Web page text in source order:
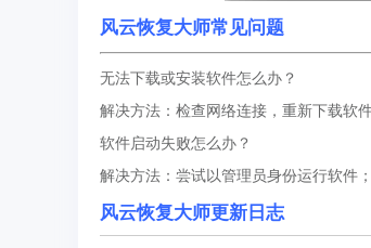
风云恢复大师常见问题
无法下载或安装软件怎么办？
解决方法：检查网络连接，重新下载软
软件启动失败怎么办？
解决方法：尝试以管理员身份运行软件
风云恢复大师更新日志